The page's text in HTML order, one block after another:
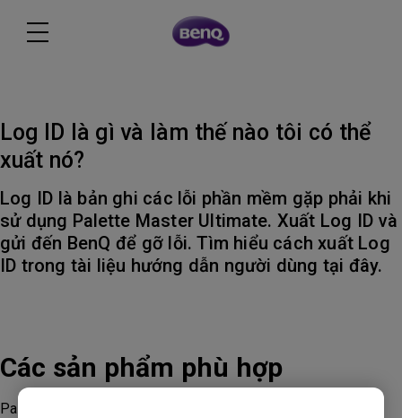
Log ID là gì và làm thế nào tôi có thể
xuất nó?
Log ID là bản ghi các lỗi phần mềm gặp phải khi
sử dụng Palette Master Ultimate. Xuất Log ID và
gửi đến BenQ để gỡ lỗi. Tìm hiểu cách xuất Log
ID trong tài liệu hướng dẫn người dùng tại đây.
Các sản phẩm phù hợp
Palette Master Ultimate